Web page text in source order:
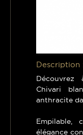
Description
Chivari
anthracite
Empilable,
élégance